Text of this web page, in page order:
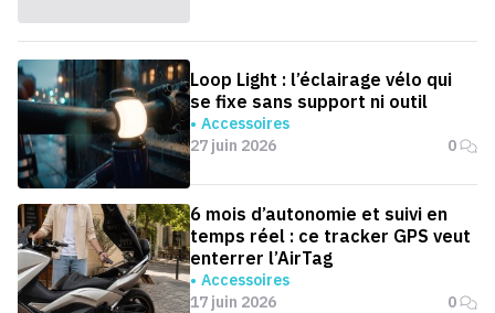
Loop Light : l’éclairage vélo qui
se fixe sans support ni outil
Accessoires
27 juin 2026
0
6 mois d’autonomie et suivi en
temps réel : ce tracker GPS veut
enterrer l’AirTag
Accessoires
17 juin 2026
0